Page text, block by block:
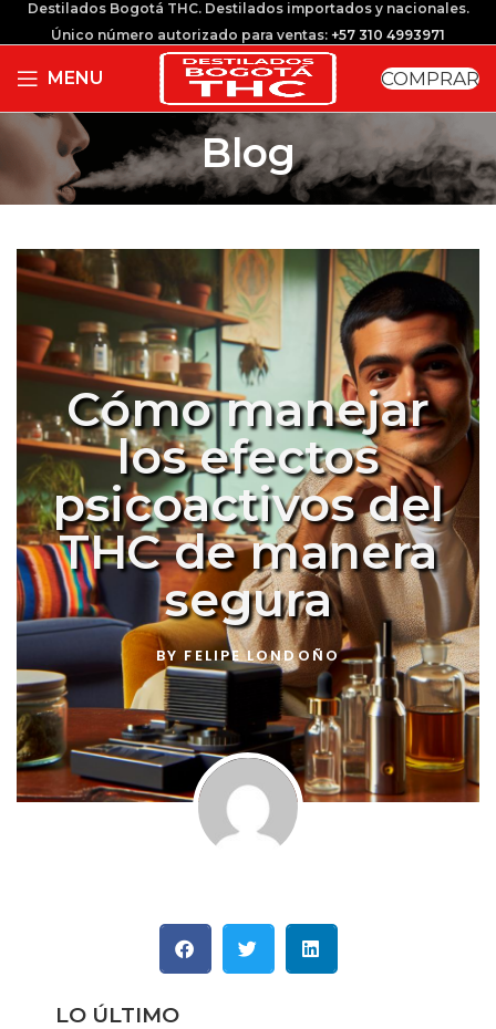
Destilados Bogotá THC. Destilados importados y nacionales.
Único número autorizado para ventas: +57 310 4993971
MENU COMPRAR
Blog
Cómo manejar
los efectos
psicoactivos del
THC de manera
segura
BY FELIPE LONDOÑO
LO ÚLTIMO